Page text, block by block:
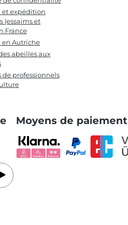
et expédition
(essaims et
France
en Autriche
abeilles aux
de professionnels
Moyens de paiement